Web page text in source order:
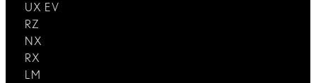
UX EV
RZ
NX
RX
LM